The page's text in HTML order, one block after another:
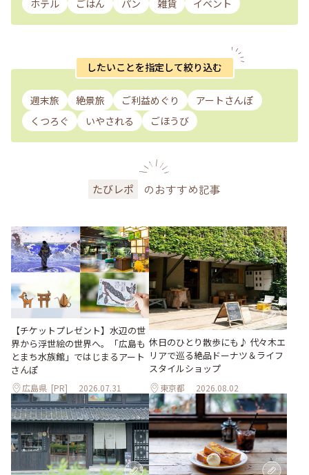
ホテル ごはん パン 雑貨 イベント
したいことを指定して絞り込む
週末旅 絶景旅 ご利益めぐり
アートさんぽ
くつろぐ
いやされる ごほうび
たびレポ のおすすめ記事
【チケットプレゼント】水辺の世
界から浮世絵の世界へ。「広島も
とまち水族館」ではじまるアート
さんぽ
広島県 [PR] 2026.07.31
休日のひとり散歩にも♪ 代々木エ
リアで巡る絶品ドーナツ＆ライフ
スタイルショップ
東京都 2026.08.02